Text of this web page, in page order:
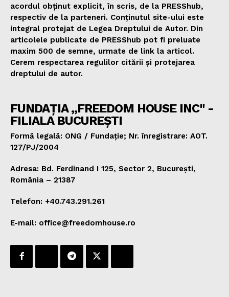
acordul obținut explicit, în scris, de la PRESShub,
respectiv de la parteneri. Conținutul site-ului este
integral protejat de Legea Dreptului de Autor. Din
articolele publicate de PRESShub pot fi preluate
maxim 500 de semne, urmate de link la articol.
Cerem respectarea regulilor citării și protejarea
dreptului de autor.
FUNDAȚIA „FREEDOM HOUSE INC" -
FILIALA BUCUREȘTI
Formă legală: ONG / Fundație; Nr. înregistrare: AOT.
127/PJ/2004
Adresa: Bd. Ferdinand I 125, Sector 2, București,
România – 21387
Telefon: +40.743.291.261
E-mail: office@freedomhouse.ro